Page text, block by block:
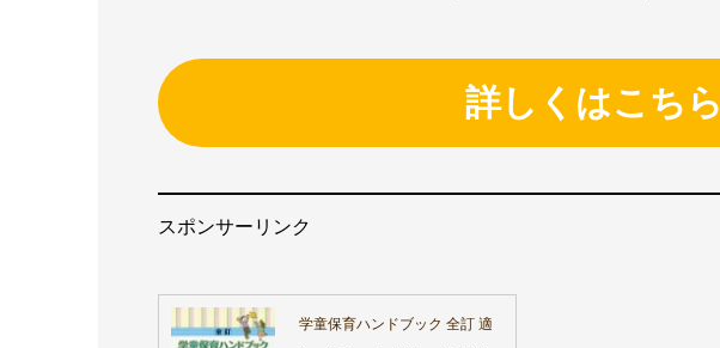
詳しくはこちら
スポンサーリンク
学童保育ハンドブック 全訂 適